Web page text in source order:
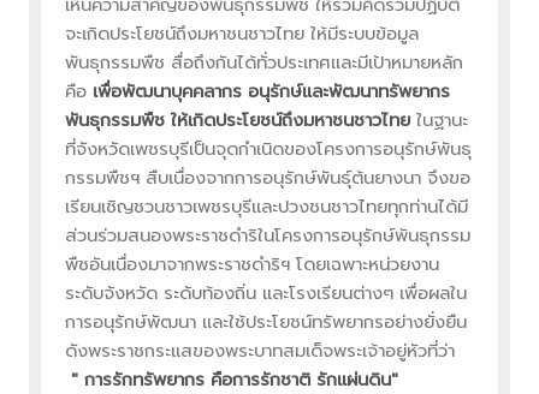
จะเกิดประโยชน์ถึงมหาชนชาวไทย ให้มีระบบข้อมูล
พันธุกรรมพืช สื่อถึงกันได้ทั่วประเทศและมีเป้าหมายหลัก
คือ เพื่อพัฒนาบุคคลากร อนุรักษ์และพัฒนาทรัพยากร
พันธุกรรมพืช ให้เกิดประโยชน์ถึงมหาชนชาวไทย ในฐานะ
ที่จังหวัดเพชรบุรีเป็นจุดกำเนิดของโครงการอนุรักษ์พันธุ
กรรมพืชฯ สืบเนื่องจากการอนุรักษ์พันธุ์ต้นยางนา จึงขอ
เรียนเชิญชวนชาวเพชรบุรีและปวงชนชาวไทยทุกท่านได้มี
ส่วนร่วมสนองพระราชดำริในโครงการอนุรักษ์พันธุกรรม
พืชอันเนื่องมาจากพระราชดำริฯ โดยเฉพาะหน่วยงาน
ระดับจังหวัด ระดับท้องถิ่น และโรงเรียนต่างๆ เพื่อผลใน
การอนุรักษ์พัฒนา และใช้ประโยชน์ทรัพยากรอย่างยั่งยืน
ดังพระราชกระแสของพระบาทสมเด็จพระเจ้าอยู่หัวที่ว่า
" การรักทรัพยากร คือการรักชาติ รักแผ่นดิน"